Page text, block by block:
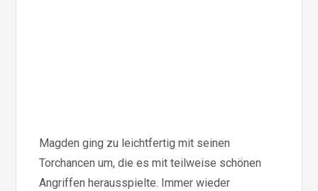
Magden ging zu leichtfertig mit seinen
Torchancen um, die es mit teilweise schönen
Angriffen herausspielte. Immer wieder